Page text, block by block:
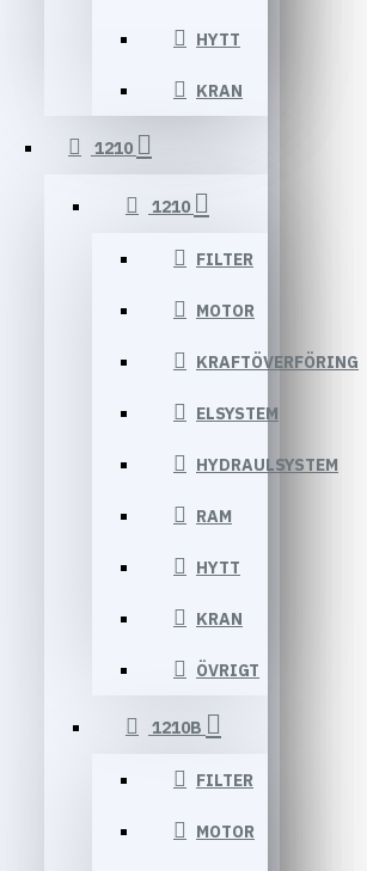
HYTT
KRAN
1210
1210
FILTER
MOTOR
KRAFTÖVERFÖRING
ELSYSTEM
HYDRAULSYSTEM
RAM
HYTT
KRAN
ÖVRIGT
1210B
FILTER
MOTOR